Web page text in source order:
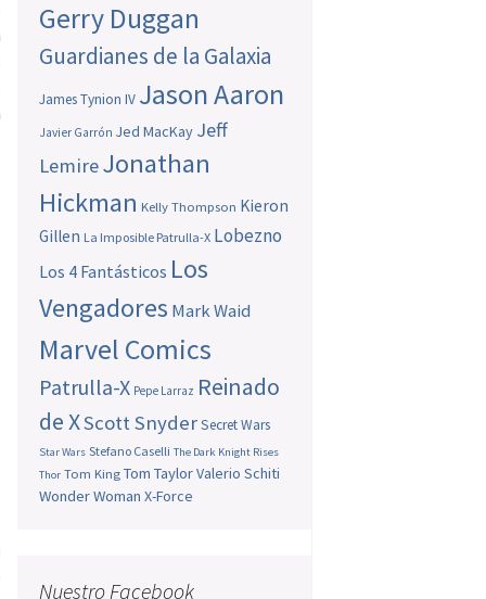
Gerry Duggan
Guardianes de la Galaxia
James Tynion IV Jason Aaron
Javier Garrón Jed MacKay Jeff
LemireJonathan
Hickman Kelly Thompson Kieron
Gillen La Imposible Patrulla-X Lobezno
Los 4 Fantásticos Los
Vengadores Mark Waid
Marvel Comics
Patrulla-X Pepe Larraz Reinado
de XScott SnyderSecret Wars
Star Wars Stefano Caselli The Dark Knight Rises
Thor Tom King Tom TaylorValerio Schiti
Wonder Woman X-Force
Nuestro Facebook